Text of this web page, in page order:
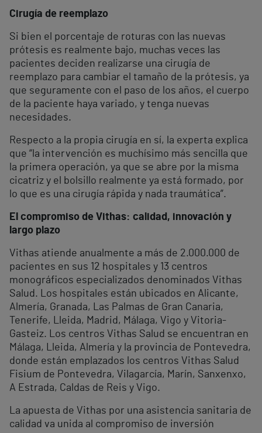
Cirugía de reemplazo
Si bien el porcentaje de roturas con las nuevas
prótesis es realmente bajo, muchas veces las
pacientes deciden realizarse una cirugía de
reemplazo para cambiar el tamaño de la prótesis, ya
que seguramente con el paso de los años, el cuerpo
de la paciente haya variado, y tenga nuevas
necesidades.
Respecto a la propia cirugía en sí, la experta explica
que “la intervención es muchísimo más sencilla que
la primera operación, ya que se abre por la misma
cicatriz y el bolsillo realmente ya está formado, por
lo que es una cirugía rápida y nada traumática”.
El compromiso de Vithas: calidad, innovación y
largo plazo
Vithas atiende anualmente a más de 2.000.000 de
pacientes en sus 12 hospitales y 13 centros
monográficos especializados denominados Vithas
Salud. Los hospitales están ubicados en Alicante,
Almería, Granada, Las Palmas de Gran Canaria,
Tenerife, Lleida, Madrid, Málaga, Vigo y Vitoria-
Gasteiz. Los centros Vithas Salud se encuentran en
Málaga, Lleida, Almería y la provincia de Pontevedra,
donde están emplazados los centros Vithas Salud
Fisium de Pontevedra, Vilagarcía, Marín, Sanxenxo,
A Estrada, Caldas de Reis y Vigo.
La apuesta de Vithas por una asistencia sanitaria de
calidad va unida al compromiso de inversión